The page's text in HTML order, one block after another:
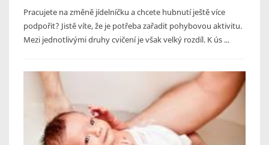
Pracujete na změně jídelníčku a chcete hubnutí ještě více
podpořit? Jistě víte, že je potřeba zařadit pohybovou aktivitu.
Mezi jednotlivými druhy cvičení je však velký rozdíl. K ús ...